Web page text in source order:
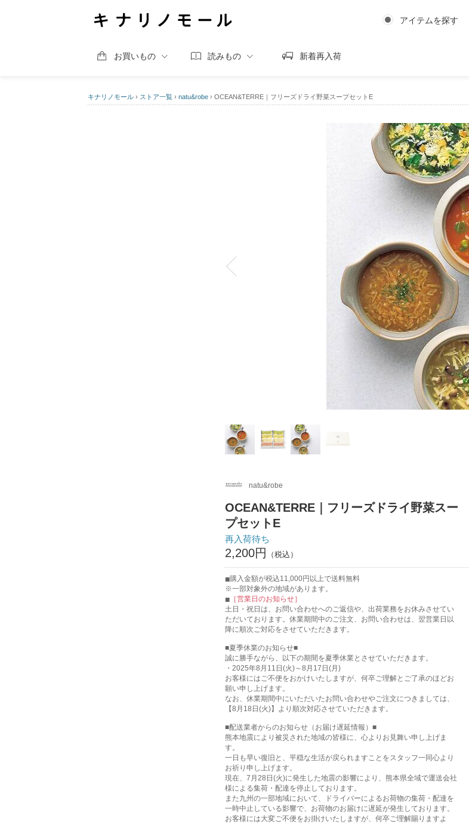
アイテムを探す
お買いもの 読みもの 新着再入荷
キナリノモール › ストア一覧 › natu&robe › OCEAN&TERRE｜フリーズドライ野菜スープセットE
natu&robe
OCEAN&TERRE｜フリーズドライ野菜スー
プセットE
再入荷待ち
2,200円
購入金額が税込11,000円以上で送料無料
※一部対象外の地域があります。
［営業日のお知らせ］
土日・祝日は、お問い合わせへのご返信や、出荷業務をお休みさせてい
ただいております。休業期間中のご注文、お問い合わせは、翌営業日以
降に順次ご対応をさせていただきます。
■夏季休業のお知らせ■
誠に勝手ながら、以下の期間を夏季休業とさせていただきます。
・2025年8月11日(火)～8月17日(月)
お客様にはご不便をおかけいたしますが、何卒ご理解とご了承のほどお
願い申し上げます。
なお、休業期間中にいただいたお問い合わせやご注文につきましては、
【8月18日(火)】より順次対応させていただきます。
■配送業者からのお知らせ（お届け遅延情報）■
熊本地震により被災された地域の皆様に、心よりお見舞い申し上げま
す。
一日も早い復旧と、平穏な生活が戻られますことをスタッフ一同心より
お祈り申し上げます。
現在、7月28日(火)に発生した地震の影響により、熊本県全域で運送会社
様による集荷・配達を停止しております。
また九州の一部地域において、ドライバーによるお荷物の集荷・配達を
一時中止している影響で、お荷物のお届けに遅延が発生しております。
お客様には大変ご不便をお掛けいたしますが、何卒ご理解賜りますよ